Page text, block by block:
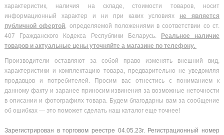
характеристик, наличия на складе, стоимости товаров, носит
информационный характер и ни при каких условиях не является
публичной офертой , определяемой положениями в соответствии со ст.
407 Гражданского Кодекса Республики Беларусь. Реальное наличие
товаров и актуальные цены уточняйте а магазине по телефону.
Производители оставляют за собой право изменять внешний вид,
характеристики и комплектацию товара, предварительно не уведомляя
продавцов и потребителей. Просим вас отнестись с пониманием к
данному факту и заранее приносим извинения за возможные неточности
в описании и фотографиях товара. Будем благодарны вам за сообщение
об ошибках — это поможет сделать наш каталог еще точнее!
Зарегистрирован в торговом реестре 04.05.23г. Регистрационный номер